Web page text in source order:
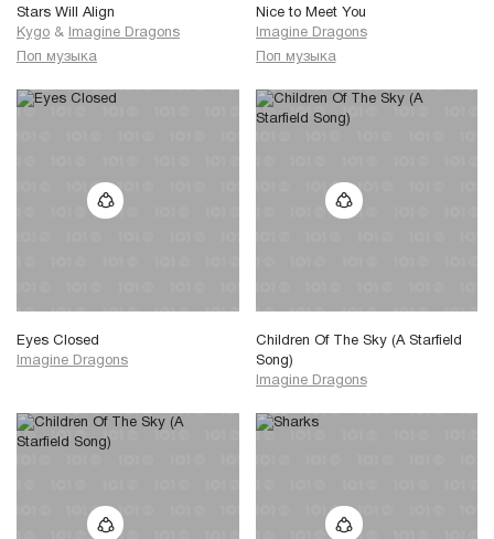
Stars Will Align
Kygo &
Imagine Dragons
Поп музыка
Nice to Meet You
Imagine Dragons
Поп музыка
Eyes Closed
Imagine Dragons
Children Of The Sky (A Starfield
Song)
Imagine Dragons